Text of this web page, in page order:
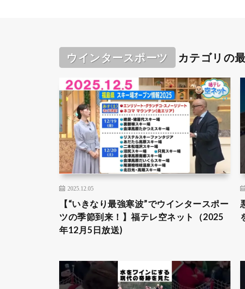
ウインタースポーツ カテゴリの
2025.12.05
【“いきなり最強寒波”でウインタースポー
ツの季節到来！】福テレ空ネット（2025
年12月5日放送)